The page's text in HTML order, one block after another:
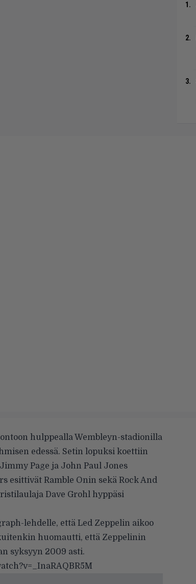
hulppealla Wembleyn-stadionilla
edessä. Setin lopuksi koettiin
Page ja John Paul Jones
esittivät Ramble Onin sekä Rock And
Dave Grohl hyppäsi
lehdelle, että Led Zeppelin aikoo
huomautti, että Zeppelinin
syksyyn 2009 asti.